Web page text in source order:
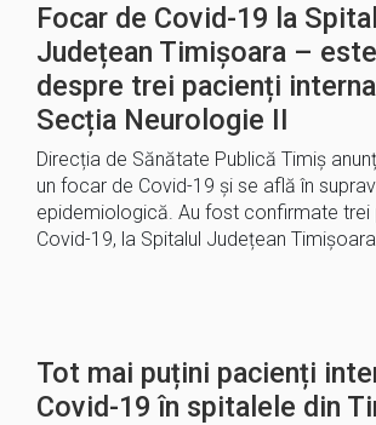
Focar de Covid-19 la
Județean Timișoara –
despre trei pacienți
Secția Neurologie II
Direcția de Sănătate Publică Timiș
un focar de Covid-19 și se află în
epidemiologică. Au fost confirmate trei
Covid-19, la Spitalul Județean
Tot mai puțini pacienți
Covid-19 în spitalele din